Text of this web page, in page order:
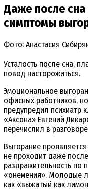
Даже после сна
симптомы
Фото: Анастасия
Усталость после сна,
повод насторожиться.
Эмоциональное
офисных работников,
предупредил психиатр
«Аксона» Евгений
перечислил в
Выгорание
не проходит даже
раздражительность по
«онемения». Молодые
как «выжатый как